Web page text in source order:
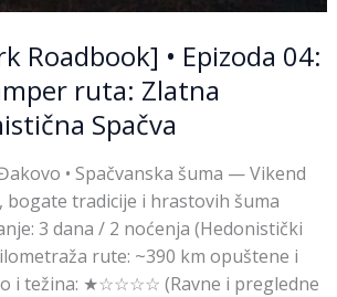
Roadbook] • Epizoda 04:
ruta: Zlatna
Spačva
• Spačvanska šuma — Vikend
bogate tradicije i hrastovih šuma
3 dana / 2 noćenja (Hedonistički
rute: ~390 km opuštene i
i težina: ★☆☆☆☆ (Ravne i pregledne